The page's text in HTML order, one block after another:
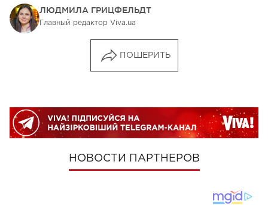
ЛЮДМИЛА ГРИЦФЕЛЬДТ
Главный редактор Viva.ua
ПОШЕРИТЬ
НОВОСТИ ПАРТНЕРОВ